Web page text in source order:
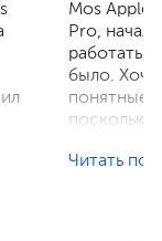
Mos
Pro, начал
работать,
было. Хочу
понятные
поскольку
Читать